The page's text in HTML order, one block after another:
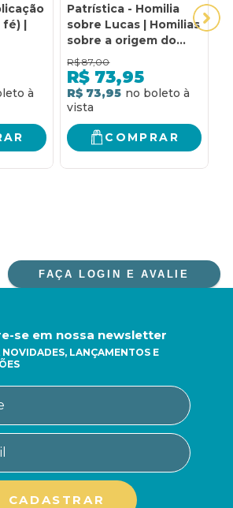
fé) |
a
5
Patrística - Homilia
sobre Lucas | Homilias
sobre a origem do
homem | Tratado
sobre o Espírito Santo
- Vol. 14
R$ 87,00
R$ 73,95
R$ 73,95
COMPRAR
FAÇA LOGIN E AVALIE
se em nossa newsletter
NOVIDADES, LANÇAMENTOS E